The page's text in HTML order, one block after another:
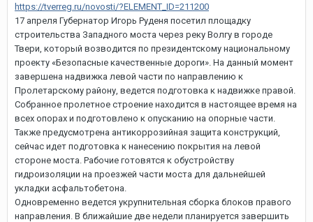
https://tverreg.ru/novosti/?ELEMENT_ID=211200
17 апреля Губернатор Игорь Руденя посетил площадку
строительства Западного моста через реку Волгу в городе
Твери, который возводится по президентскому национальному
проекту «Безопасные качественные дороги». На данный момент
завершена надвижка левой части по направлению к
Пролетарскому району, ведется подготовка к надвижке правой.
Собранное пролетное строение находится в настоящее время на
всех опорах и подготовлено к опусканию на опорные части.
Также предусмотрена антикоррозийная защита конструкций,
сейчас идет подготовка к нанесению покрытия на левой
стороне моста. Рабочие готовятся к обустройству
гидроизоляции на проезжей части моста для дальнейшей
укладки асфальтобетона.
Одновременно ведется укрупнительная сборка блоков правого
направления. В ближайшие две недели планируется завершить